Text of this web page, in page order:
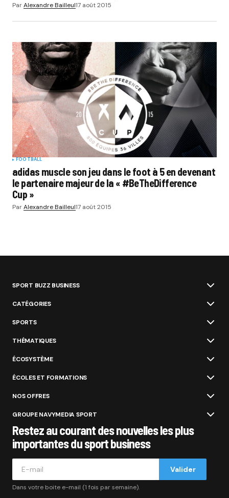
ParAlexandre Bailleul17 août 2015
FOOTBALL
adidas muscle son jeu dans le foot à 5 en devenant
le partenaire majeur de la « #BeTheDifference
Cup »
ParAlexandre Bailleul17 août 2015
SPORT BUZZ BUSINESS
CATÉGORIES
SPORTS
THÉMATIQUES
ÉCOSYSTÈME
ÉCOLES ET FORMATIONS
NOS OFFRES
GROUPE NAVYMEDIA SPORT
Restez au courant des nouvelles les plus
importantes du sport business
Valider
Dans votre boite e-mail (1 fois par semaine).